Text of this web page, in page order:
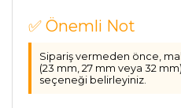
✅ Önemli Not
Sipariş vermeden önce,
(23 mm, 27 mm veya 32
seçeneği belirleyiniz.